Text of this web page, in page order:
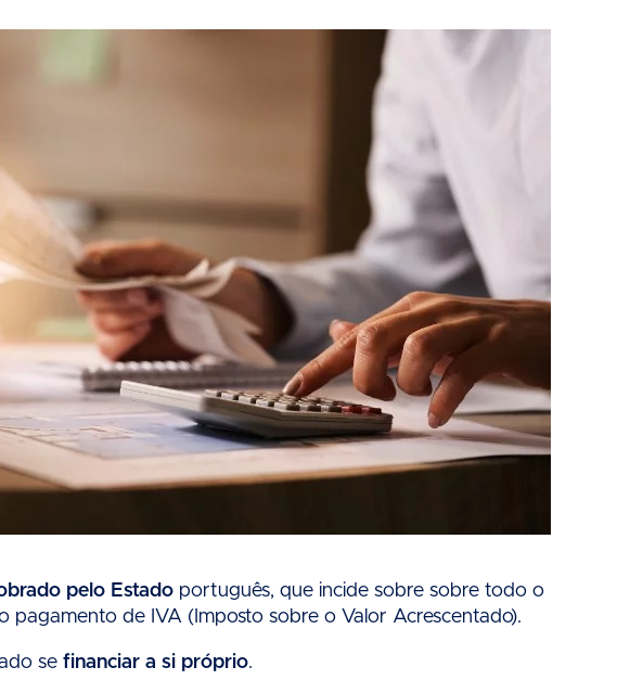
pelo Estado português, que incide sobre sobre todo o
pagamento de IVA (Imposto sobre o Valor Acrescentado).
se financiar a si próprio.